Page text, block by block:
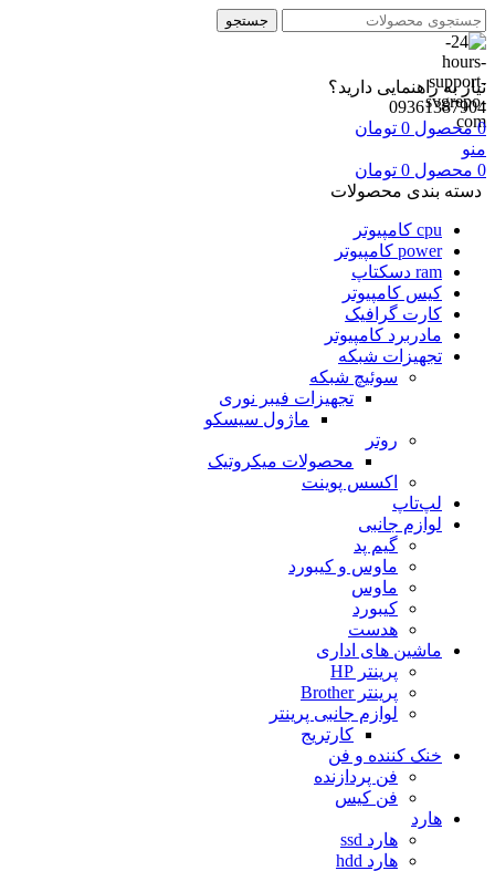
جستجو
نیاز به راهنمایی دارید؟
09361387904
0 محصول 0 تومان
منو
0 محصول 0 تومان
دسته بندی محصولات
cpu کامپیوتر
power کامپیوتر
ram دسکتاپ
کیس کامپیوتر
کارت گرافيک
مادربرد کامپیوتر
تجهیزات شبکه
سوئیچ شبکه
تجهیزات فیبر نوری
ماژول سیسکو
روتر
محصولات میکروتیک
اکسس پوینت
لپ‌تاپ
لوازم جانبی
گیم پد
ماوس و کیبورد
ماوس
کیبورد
هدست
ماشین های اداری
پرینتر HP
پرینتر Brother
لوازم جانبی پرینتر
کارتریج
خنک کننده و فن
فن پردازنده
فن کیس
هارد
هارد ssd
هارد hdd